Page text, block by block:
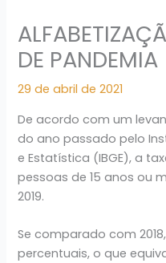
DE PANDEMIA
29 de abril de 2021
De acordo com um
do ano passado pelo
e Estatística (IBGE), a
pessoas de 15 anos ou
2019.
Se comparado com
percentuais, o que